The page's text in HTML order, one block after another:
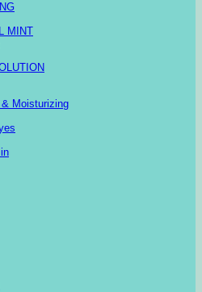
MINT
Moisturizing